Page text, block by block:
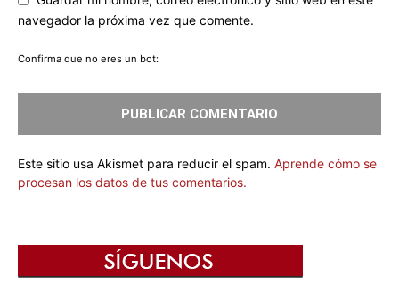
navegador la próxima vez que comente.
Confirma que no eres un bot:
Este sitio usa Akismet para reducir el spam. Aprende cómo se
procesan los datos de tus comentarios.